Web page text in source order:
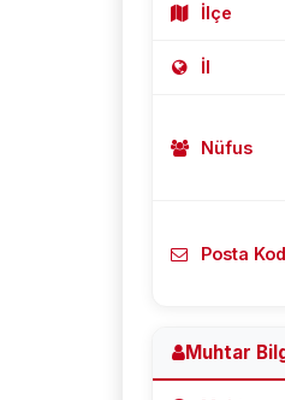
İlçe
İl
Nüfus
Posta
Muhtar